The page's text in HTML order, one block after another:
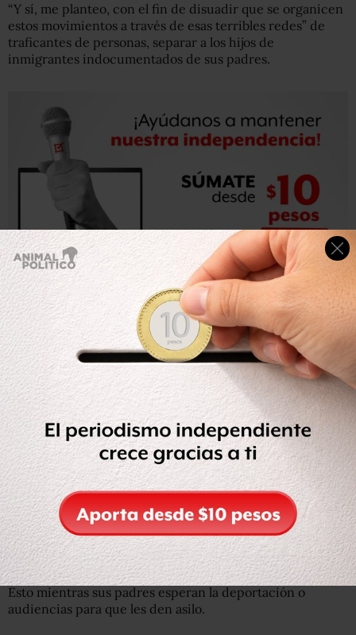
“Y sí, me planteo, con el fin de disuadir que se organicen
estos movimientos a través de esas terribles redes” de
traficantes de personas, separar a los hijos de
inmigrantes indocumentados de sus padres.
“A los niños los trataríamos bien, mientras nos
ocupamos de sus padres”, dijo.
No precisó cómo funcionaría este esquema, en cuanto a
cuánto tiempo perduraría la separación, o en qué
instalaciones. Tampoco cuándo comenzaría a
implementarse esta medida.
Los niños, indicó Reuters citando fuentes del gobierno
de EU, serían resguardados “bajo el método menos
restrictivo posible”, hasta que puedan ser cuidados por
un familiar estadounidense o un tutor designado por el
Estado.
Esto mientras sus padres esperan la deportación o
audiencias para que les den asilo.